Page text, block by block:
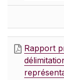
Rapport